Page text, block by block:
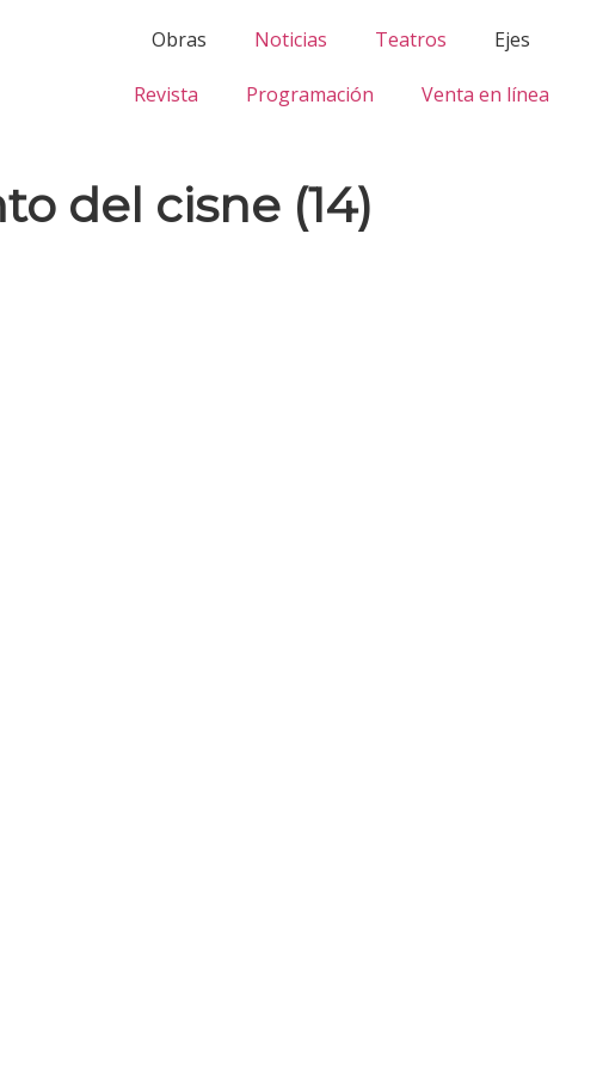
Obras Noticias Teatros Ejes
Revista Programación Venta en línea
del cisne (14)